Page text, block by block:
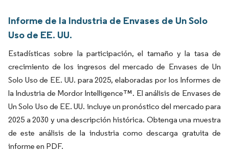
Informe de la Industria de Envases de Un Solo
Uso de EE. UU.
Estadísticas sobre la participación, el tamaño y la tasa de
crecimiento de los ingresos del mercado de Envases de Un
Solo Uso de EE. UU. para 2025, elaboradas por los Informes de
la Industria de Mordor Intelligence™. El análisis de Envases de
Un Solo Uso de EE. UU. incluye un pronóstico del mercado para
2025 a 2030 y una descripción histórica. Obtenga una muestra
de este análisis de la industria como descarga gratuita de
informe en PDF.